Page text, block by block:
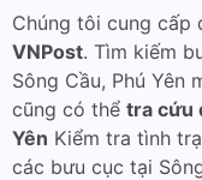
Chúng tôi cung cấp
VNPost. Tìm kiếm
Sông Cầu, Phú Yên
cũng có thể tra cứu
Yên Kiểm tra tình
các bưu cục tại